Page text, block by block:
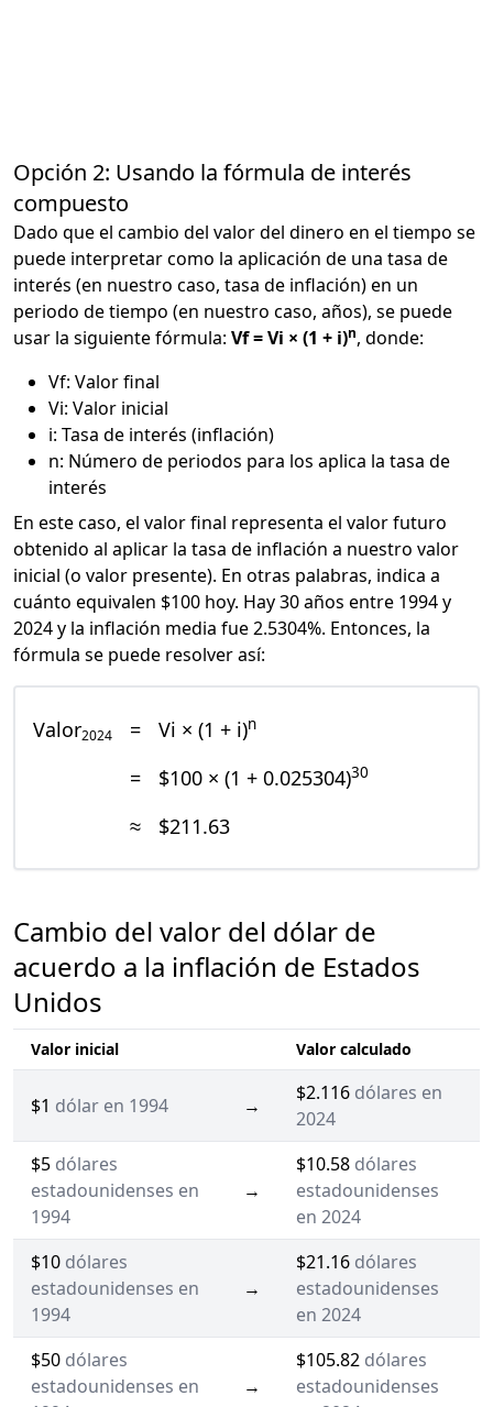
Opción 2: Usando la fórmula de interés
compuesto
Dado que el cambio del valor del dinero en el tiempo se
puede interpretar como la aplicación de una tasa de
interés (en nuestro caso, tasa de inflación) en un
periodo de tiempo (en nuestro caso, años), se puede
usar la siguiente fórmula: Vf = Vi × (1 + i)n, donde:
Vf: Valor final
Vi: Valor inicial
i: Tasa de interés (inflación)
n: Número de periodos para los aplica la tasa de
interés
En este caso, el valor final representa el valor futuro
obtenido al aplicar la tasa de inflación a nuestro valor
inicial (o valor presente). En otras palabras, indica a
cuánto equivalen $100 hoy. Hay 30 años entre 1994 y
2024 y la inflación media fue 2.5304%. Entonces, la
fórmula se puede resolver así:
Valor2024 = Vi × (1 + i)n
= $100 × (1 + 0.025304)30
≈ $211.63
Cambio del valor del dólar de
acuerdo a la inflación de Estados
Unidos
Valor inicial Valor calculado
$1 dólar en 1994 →
$2.116 dólares en
2024
$5 dólares
estadounidenses en
1994
→
$10.58 dólares
estadounidenses
en 2024
$10 dólares
estadounidenses en
1994
→
$21.16 dólares
estadounidenses
en 2024
$50 dólares
estadounidenses en
→
$105.82 dólares
estadounidenses